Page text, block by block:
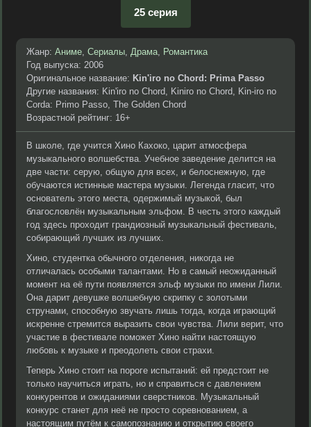
25 серия
Жанр: Аниме, Сериалы, Драма, Романтика
Год выпуска: 2006
Оригинальное название: Kin'iro no Chord: Prima Passo
Другие названия: Kin'iro no Chord, Kiniro no Chord, Kin-iro no
Corda: Primo Passo, The Golden Chord
Возрастной рейтинг: 16+
В школе, где учится Хино Кахоко, царит атмосфера
музыкального волшебства. Учебное заведение делится на
две части: серую, общую для всех, и белоснежную, где
обучаются истинные мастера музыки. Легенда гласит, что
основатель этого места, одержимый музыкой, был
благословлён музыкальным эльфом. В честь этого каждый
год здесь проходит грандиозный музыкальный фестиваль,
собирающий лучших из лучших.
Хино, студентка обычного отделения, никогда не
отличалась особыми талантами. Но в самый неожиданный
момент на её пути появляется эльф музыки по имени Лили.
Она дарит девушке волшебную скрипку с золотыми
струнами, способную звучать лишь тогда, когда играющий
искренне стремится выразить свои чувства. Лили верит, что
участие в фестивале поможет Хино найти настоящую
любовь к музыке и преодолеть свои страхи.
Теперь Хино стоит на пороге испытаний: ей предстоит не
только научиться играть, но и справиться с давлением
конкурентов и ожиданиями сверстников. Музыкальный
конкурс станет для неё не просто соревнованием, а
настоящим путём к самопознанию и открытию своего